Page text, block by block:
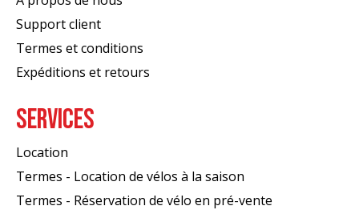
Support client
Termes et conditions
Expéditions et retours
SERVICES
Location
Termes - Location de vélos à la saison
Termes - Réservation de vélo en pré-vente